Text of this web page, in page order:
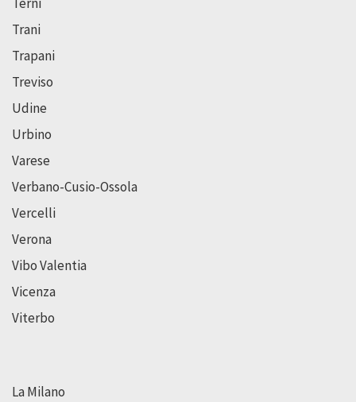
Trani
Trapani
Treviso
Udine
Urbino
Varese
Verbano-Cusio-Ossola
Vercelli
Verona
Vibo Valentia
Vicenza
Viterbo
La Milano